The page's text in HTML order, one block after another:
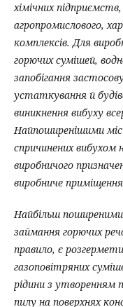
хімічних
агропромислового,
комплексів. Для
горючих сумішей,
запобігання
устаткування й
виникнення вибуху
Найпоширенішими
спричинених вибухом
виробничого
виробниче
Найбільш
займання горючих
правило, є
газоповітряних
рідини з утворенням
пилу на поверхнях